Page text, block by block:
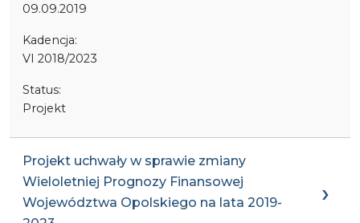
09.09.2019
Kadencja:
VI 2018/2023
Status:
Projekt
Projekt uchwały w sprawie zmiany
Wieloletniej Prognozy Finansowej
Województwa Opolskiego na lata 2019-